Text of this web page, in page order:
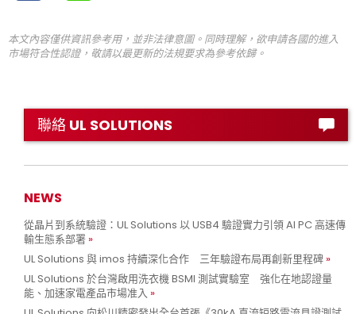
本文內容僅供資訊參考用，並非法律意圖。同時理解，欲申請各國的進入
市場符合性認證，敬請以最更新的法規要求為參考依歸。
聯絡 UL SOLUTIONS
NEWS
從晶片到系統驗證：UL Solutions 以 USB4 驗證實力引領 AI PC 高速傳
輸生態系部署
UL Solutions 與 imos 持續深化合作 三年驗證布局再創新里程碑
UL Solutions 於台灣啟用洗衣機 BSMI 測試實驗室 強化在地認證量
能、加速家電產品市場准入